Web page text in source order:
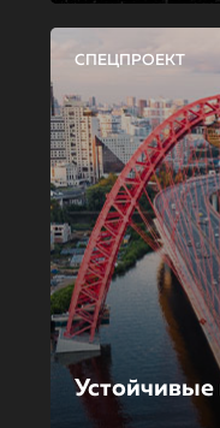
СПЕЦПРОЕКТ